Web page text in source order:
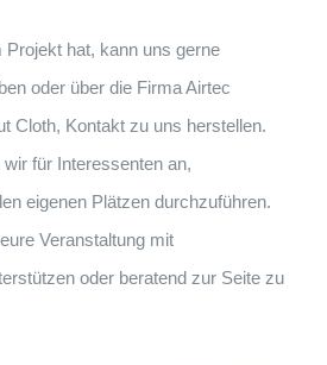
hat, kann uns gerne
oder über die Firma Airtec
Cloth, Kontakt zu uns herstellen.
für Interessenten an,
eigenen Plätzen durchzuführen.
Veranstaltung mit
oder beratend zur Seite zu